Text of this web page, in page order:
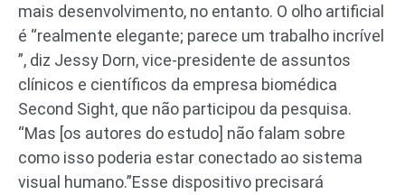
mais desenvolvimento, no entanto. O olho artificial
é “realmente elegante; parece um trabalho incrível
”, diz Jessy Dorn, vice-presidente de assuntos
clínicos e científicos da empresa biomédica
Second Sight, que não participou da pesquisa.
“Mas [os autores do estudo] não falam sobre
como isso poderia estar conectado ao sistema
visual humano.”Esse dispositivo precisará